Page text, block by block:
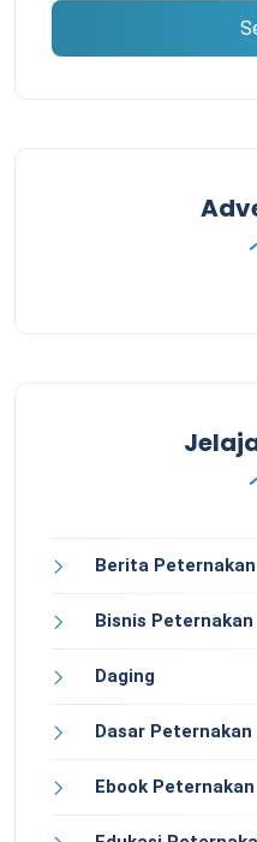
Berita Peternakan
Bisnis Peternakan
Daging
Dasar Peternakan
Ebook Peternakan